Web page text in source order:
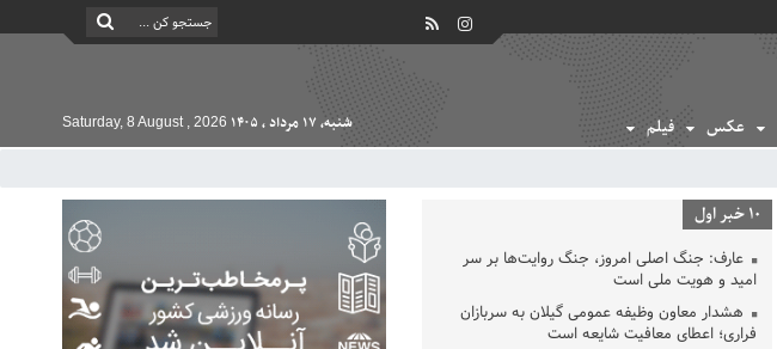
عکس فیلم شنبه, ۱۷ مرداد , ۱۴۰۵ Saturday, 8 August , 2026
10 خبر اول
عارف: جنگ اصلی امروز، جنگ روایت‌ها بر سر
امید و هویت ملی است
هشدار معاون وظیفه عمومی گیلان به سربازان
فراری؛ اعطای معافیت شایعه است